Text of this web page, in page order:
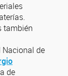
también
Nacional de
de